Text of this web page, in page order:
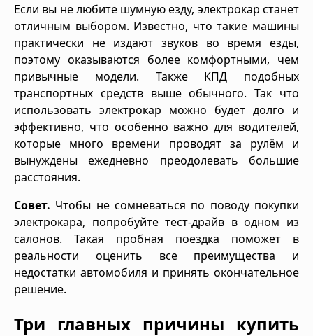
Если вы не любите шумную езду, электрокар станет
отличным выбором. Известно, что такие машины
практически не издают звуков во время езды,
поэтому оказываются более комфортными, чем
привычные модели. Также КПД подобных
транспортных средств выше обычного. Так что
использовать электрокар можно будет долго и
эффективно, что особенно важно для водителей,
которые много времени проводят за рулём и
вынуждены ежедневно преодолевать большие
расстояния.
Совет. Чтобы не сомневаться по поводу покупки
электрокара, попробуйте тест-драйв в одном из
салонов. Такая пробная поездка поможет в
реальности оценить все преимущества и
недостатки автомобиля и принять окончательное
решение.
Три главных причины купить